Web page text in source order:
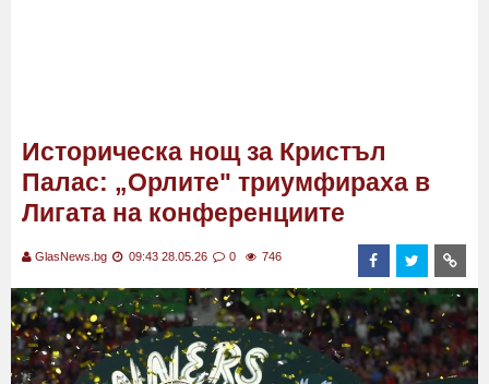
Историческа нощ за Кристъл
Палас: „Орлите" триумфираха в
Лигата на конференциите
GlasNews.bg 09:43 28.05.26 0 746